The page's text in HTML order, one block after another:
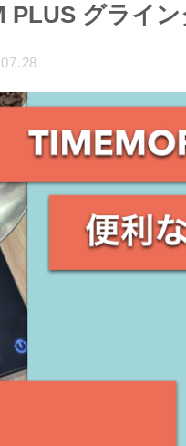
PLUS グラ